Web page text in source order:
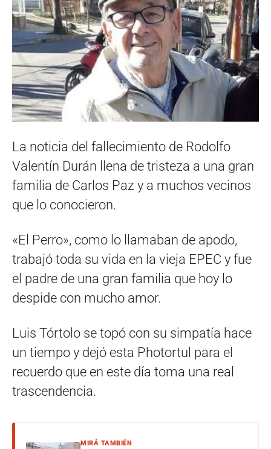
La noticia del fallecimiento de Rodolfo
Valentín Durán llena de tristeza a una gran
familia de Carlos Paz y a muchos vecinos
que lo conocieron.
«El Perro», como lo llamaban de apodo,
trabajó toda su vida en la vieja EPEC y fue
el padre de una gran familia que hoy lo
despide con mucho amor.
Luis Tórtolo se topó con su simpatía hace
un tiempo y dejó esta Photortul para el
recuerdo que en este día toma una real
trascendencia.
MIRÁ TAMBIÉN